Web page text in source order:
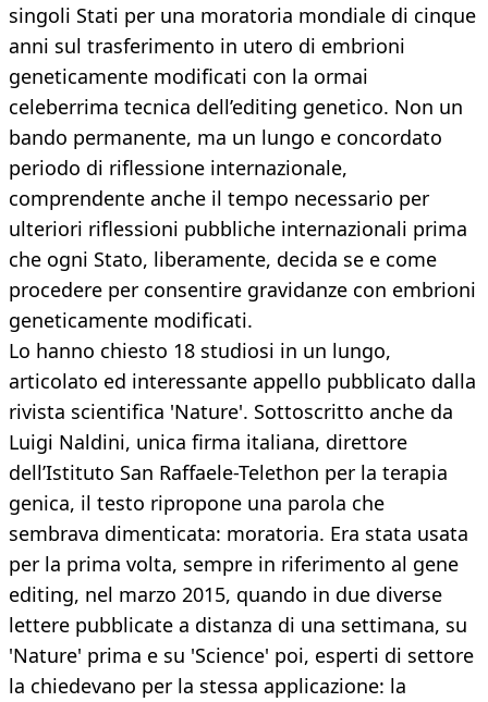
singoli Stati per una moratoria mondiale di cinque
anni sul trasferimento in utero di embrioni
geneticamente modificati con la ormai
celeberrima tecnica dell’editing genetico. Non un
bando permanente, ma un lungo e concordato
periodo di riflessione internazionale,
comprendente anche il tempo necessario per
ulteriori riflessioni pubbliche internazionali prima
che ogni Stato, liberamente, decida se e come
procedere per consentire gravidanze con embrioni
geneticamente modificati.
Lo hanno chiesto 18 studiosi in un lungo,
articolato ed interessante appello pubblicato dalla
rivista scientifica 'Nature'. Sottoscritto anche da
Luigi Naldini, unica firma italiana, direttore
dell’Istituto San Raffaele-Telethon per la terapia
genica, il testo ripropone una parola che
sembrava dimenticata: moratoria. Era stata usata
per la prima volta, sempre in riferimento al gene
editing, nel marzo 2015, quando in due diverse
lettere pubblicate a distanza di una settimana, su
'Nature' prima e su 'Science' poi, esperti di settore
la chiedevano per la stessa applicazione: la